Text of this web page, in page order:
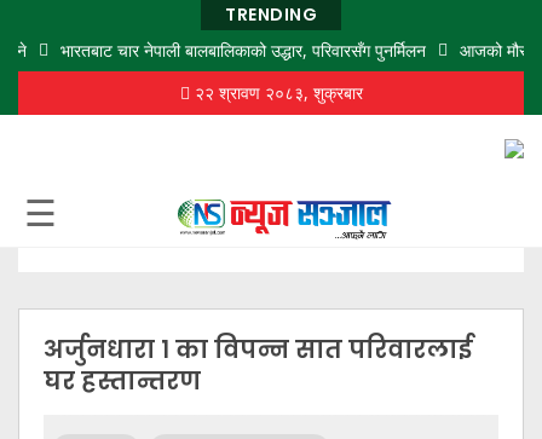
TRENDING
भारतबाट चार नेपाली बालबालिकाको उद्धार, परिवारसँग पुनर्मिलन
आजको मौसमः
२२ श्रावण २०८३, शुक्रबार
☰
अर्जुनधारा १ का विपन्न सात परिवारलाई
घर हस्तान्तरण
विचार
बजार
राजनीति